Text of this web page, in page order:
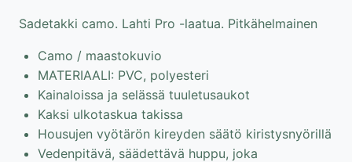
Sadetakki camo. Lahti Pro -laatua. Pitkähelmainen
Camo / maastokuvio
MATERIAALI: PVC, polyesteri
Kainaloissa ja selässä tuuletusaukot
Kaksi ulkotaskua takissa
Housujen vyötärön kireyden säätö kiristysnyörillä
Vedenpitävä, säädettävä huppu, joka